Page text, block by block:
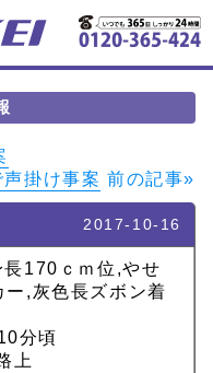
掛け事案 前の記事»
2017-10-16
長170ｃｍ位,やせ
,灰色長ズボン着
分頃
上